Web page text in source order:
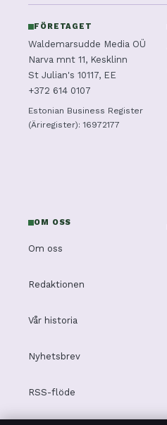
FÖRETAGET
Waldemarsudde Media OÜ
Narva mnt 11, Kesklinn
St Julian's 10117, EE
+372 614 0107
Estonian Business Register
(Äriregister): 16972177
OM OSS
Om oss
Redaktionen
Vår historia
Nyhetsbrev
RSS-flöde